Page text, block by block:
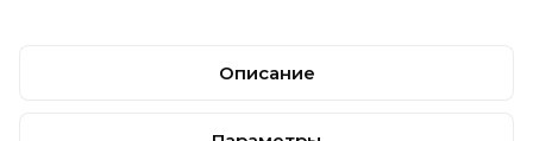
Описание